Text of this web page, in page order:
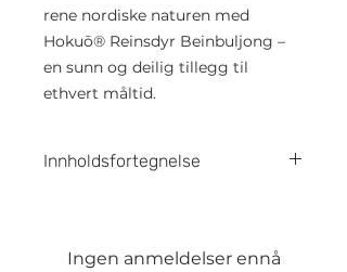
rene nordiske naturen med
Hokuō® Reinsdyr Beinbuljong –
en sunn og deilig tillegg til
ethvert måltid.
Innholdsfortegnelse
%), gulrøtter*
Ingen anmeldelser ennå